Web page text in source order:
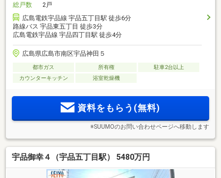
総戸数
2戸
広島電鉄宇品線 宇品五丁目駅 徒歩6分
路線バス 宇品東五丁目 徒歩3分
広島電鉄宇品線 宇品四丁目駅 徒歩4分
広島県広島市南区宇品神田５
都市ガス 所有権
駐車2台以上
カウンターキッチン
浴室乾燥機
資料をもらう(無料)
※SUUMOのお問い合わせページへ移動します
宇品御幸４（宇品五丁目駅） 5480万円